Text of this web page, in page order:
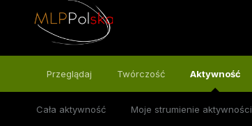
Przeglądaj Twórczość Aktywność
Cała aktywność Moje strumienie aktywności